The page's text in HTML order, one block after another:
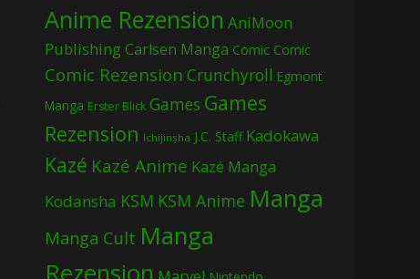
Anime Rezension AniMoon
PublishingCarlsen Manga Comic Comic
Comic Rezension Crunchyroll Egmont
Manga Erster Blick Games Games
Rezension Ichijinsha J.C. Staff Kadokawa
Kazé Kazé Anime Kazé Manga
Kodansha KSM KSM Anime Manga
Manga Cult Manga